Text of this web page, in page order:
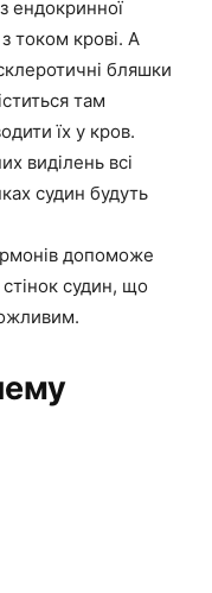
ендокринної
током крові. А
бляшки
там
їх у кров.
виділень всі
судин будуть
допоможе
стінок судин, що